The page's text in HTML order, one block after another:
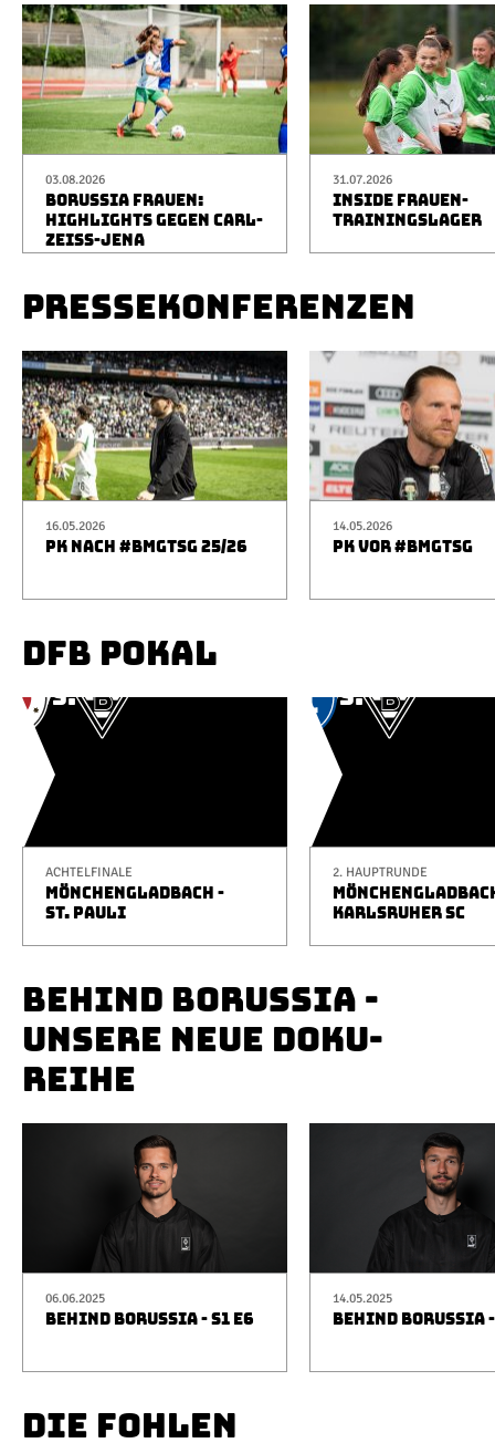
03.08.2026
BORUSSIA FRAUEN:
HIGHLIGHTS GEGEN CARL-
ZEISS-JENA
31.07.2026
INSIDE FRAUEN-
TRAININGSLAGER
PRESSEKONFERENZEN
16.05.2026
PK NACH #BMGTSG 25/26
14.05.2026
PK VOR #BMGTSG
DFB POKAL
ACHTELFINALE
MÖNCHENGLADBACH -
ST. PAULI
2. HAUPTRUNDE
KARLSRUHER SC
BEHIND BORUSSIA -
UNSERE NEUE DOKU-
REIHE
06.06.2025
BEHIND BORUSSIA - S1 E6
14.05.2025
BEHIND BORUSSIA
DIE FOHLEN